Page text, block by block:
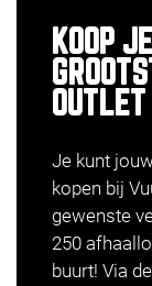
KOOP
OUTLET
Je kunt
kopen bij
gewenste
250
buurt! Via